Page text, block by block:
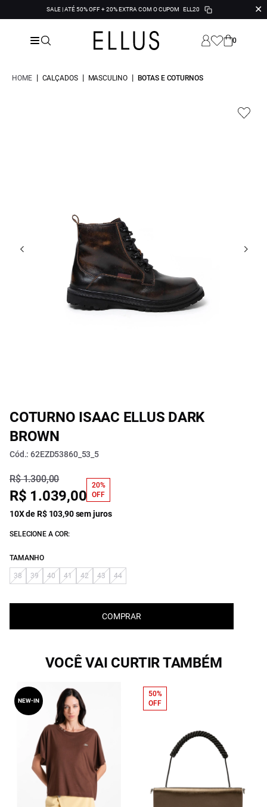
SALE | ATÉ 50% OFF + 20% EXTRA COM O CUPOM ELL20 ✕
0
HOME | CALÇADOS | MASCULINO | BOTAS E COTURNOS
COTURNO ISAAC ELLUS DARK
BROWN
Cód.: 62EZD53860_53_5
R$ 1.300,00
R$ 1.039,00
20%
OFF
10X de R$ 103,90 sem juros
SELECIONE A COR:
TAMANHO
38 39 40 41 42 43 44
COMPRAR
VOCÊ VAI CURTIR TAMBÉM
NEW-IN
50%
OFF